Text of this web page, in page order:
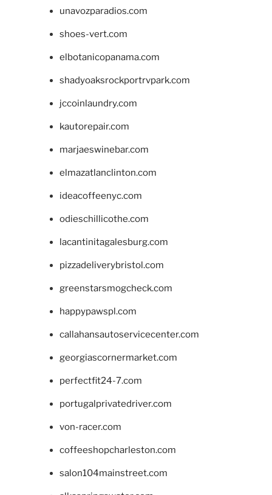
unavozparadios.com
shoes-vert.com
elbotanicopanama.com
shadyoaksrockportrvpark.com
jccoinlaundry.com
kautorepair.com
marjaeswinebar.com
elmazatlanclinton.com
ideacoffeenyc.com
odieschillicothe.com
lacantinitagalesburg.com
pizzadeliverybristol.com
greenstarsmogcheck.com
happypawspl.com
callahansautoservicecenter.com
georgiascornermarket.com
perfectfit24-7.com
portugalprivatedriver.com
von-racer.com
coffeeshopcharleston.com
salon104mainstreet.com